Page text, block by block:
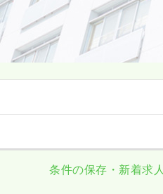
条件の保存・新着求